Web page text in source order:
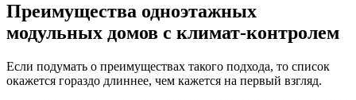
Преимущества одноэтажных
модульных домов с климат-контролем
Если подумать о преимуществах такого подхода, то список
окажется гораздо длиннее, чем кажется на первый взгляд.